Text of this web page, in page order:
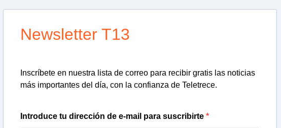
Newsletter T13
Inscríbete en nuestra lista de correo para recibir gratis las noticias
más importantes del día, con la confianza de Teletrece.
Introduce tu dirección de e-mail para suscribirte